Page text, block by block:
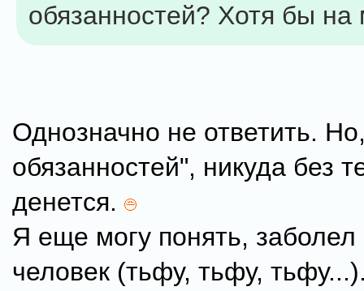
обязанностей? Хотя бы на
Однозначно не ответить.
обязанностей", никуда без
денется.
Я еще могу понять, заболел
человек (тьфу, тьфу,